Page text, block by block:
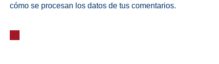
cómo se procesan los datos de tus comentarios.